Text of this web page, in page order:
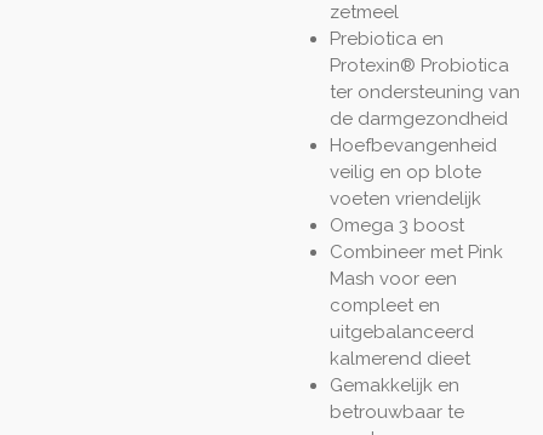
zetmeel
Prebiotica en
Protexin® Probiotica
ter ondersteuning van
de darmgezondheid
Hoefbevangenheid
veilig en op blote
voeten vriendelijk
Omega 3 boost
Combineer met Pink
Mash voor een
compleet en
uitgebalanceerd
kalmerend dieet
Gemakkelijk en
betrouwbaar te